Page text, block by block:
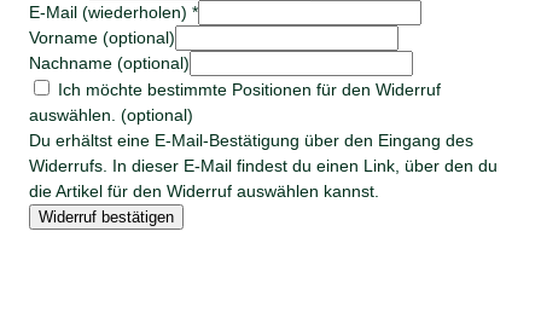
E-Mail (wiederholen) *
Vorname (optional)
Nachname (optional)
Ich möchte bestimmte Positionen für den Widerruf
auswählen. (optional)
Du erhältst eine E-Mail-Bestätigung über den Eingang des
Widerrufs. In dieser E-Mail findest du einen Link, über den du
die Artikel für den Widerruf auswählen kannst.
Widerruf bestätigen